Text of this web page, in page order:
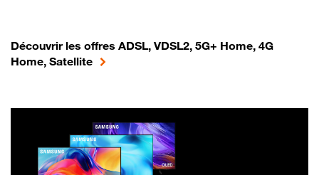
Découvrir les offres ADSL, VDSL2, 5G+ Home, 4G
Home, Satellite